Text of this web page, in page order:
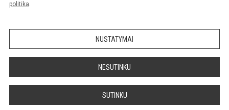
politika.
NUSTATYMAI
NESUTINKU
SUTINKU
Sumanus būdas atnaujinti